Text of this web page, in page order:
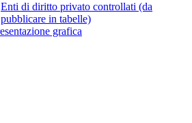
Enti di diritto privato controllati (da
pubblicare in tabelle)
grafica